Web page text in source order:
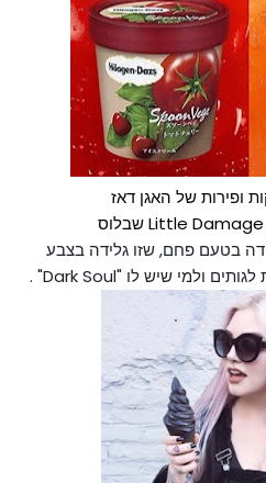
ופירות של האגן דאז
Little Damage Ice Cream shop שבלוס
בטעם פחם, שזו גלידה בצבע
ולמי שיש לו "Dark Soul" .